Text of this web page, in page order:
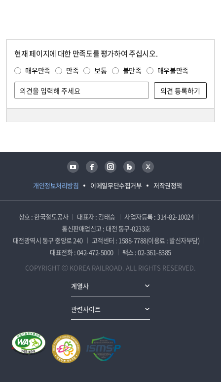
현재 페이지에 대한 만족도를 평가하여 주십시오.
매우만족 만족 보통 불만족 매우불만족
개인정보처리방침 이메일무단수집거부 저작권정책
유튜브 페이스북 인스타그램 블로그 트위터
상호 : 한국철도공사 대표자 : 김태승
사업자등록 : 314-82-10024
통신판매업신고 : 대전 동구-0233호
대전광역시 동구 중앙로 240
고객센터 : 1588-7788(이용료 : 발신자부담)
대표전화 : 042-472-5000
팩스 : 02-361-8385
COPYRIGHT ⓒ KOREA RAILROAD. ALL RIGHTS RESERVED.
계열사
관련사이트